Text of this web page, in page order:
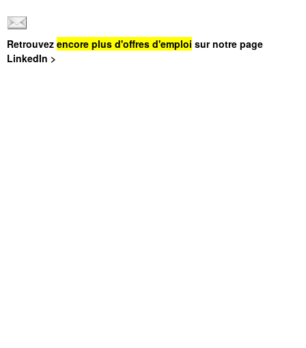
Retrouvez encore plus d'offres d'emploi sur notre page
LinkedIn >